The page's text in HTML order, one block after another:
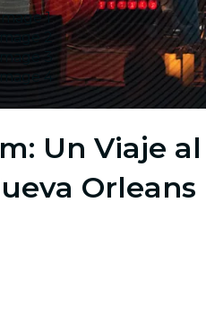
1
Image 2
Image 4
Un Viaje al
Orleans